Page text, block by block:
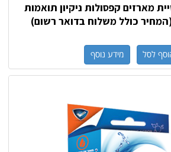
מארזים קפסולות ניקיון תואמות
כולל משלוח בדואר רשום)
לסל מידע נוסף